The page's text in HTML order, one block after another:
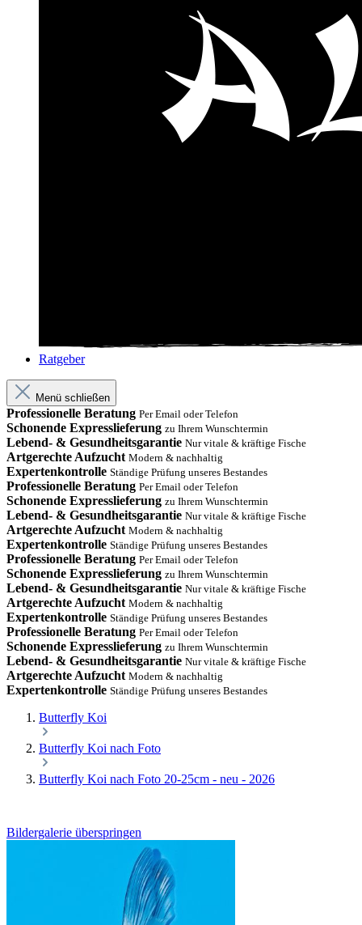
Ratgeber
Menü schließen
Professionelle Beratung Per Email oder Telefon
Schonende Expresslieferung zu Ihrem Wunschtermin
Lebend- & Gesundheitsgarantie Nur vitale & kräftige Fische
Artgerechte Aufzucht Modern & nachhaltig
Expertenkontrolle Ständige Prüfung unseres Bestandes
Professionelle Beratung Per Email oder Telefon
Schonende Expresslieferung zu Ihrem Wunschtermin
Lebend- & Gesundheitsgarantie Nur vitale & kräftige Fische
Artgerechte Aufzucht Modern & nachhaltig
Expertenkontrolle Ständige Prüfung unseres Bestandes
Professionelle Beratung Per Email oder Telefon
Schonende Expresslieferung zu Ihrem Wunschtermin
Lebend- & Gesundheitsgarantie Nur vitale & kräftige Fische
Artgerechte Aufzucht Modern & nachhaltig
Expertenkontrolle Ständige Prüfung unseres Bestandes
Professionelle Beratung Per Email oder Telefon
Schonende Expresslieferung zu Ihrem Wunschtermin
Lebend- & Gesundheitsgarantie Nur vitale & kräftige Fische
Artgerechte Aufzucht Modern & nachhaltig
Expertenkontrolle Ständige Prüfung unseres Bestandes
Butterfly Koi
Butterfly Koi nach Foto
Butterfly Koi nach Foto 20-25cm - neu - 2026
Bildergalerie überspringen